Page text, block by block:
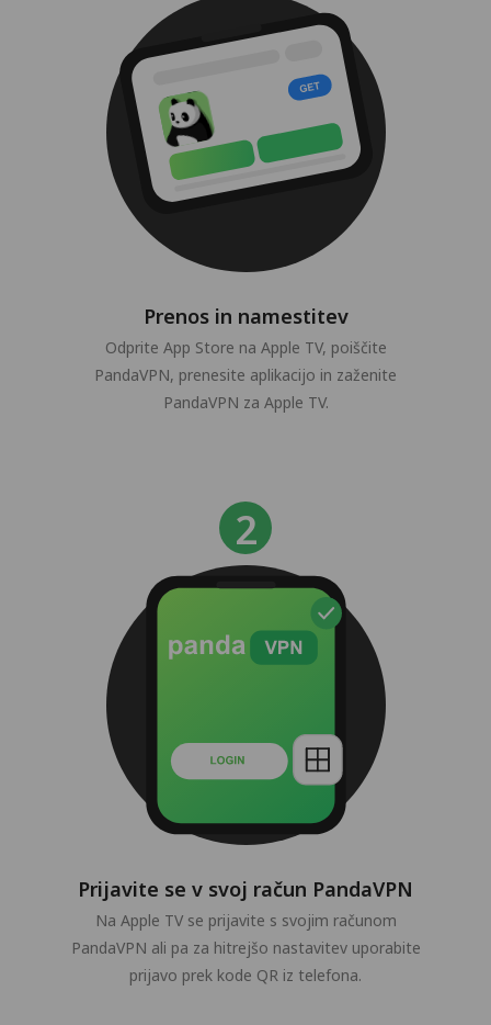
Prenos in namestitev
Odprite App Store na Apple TV, poiščite
PandaVPN, prenesite aplikacijo in zaženite
PandaVPN za Apple TV.
Prijavite se v svoj račun PandaVPN
Na Apple TV se prijavite s svojim računom
PandaVPN ali pa za hitrejšo nastavitev uporabite
prijavo prek kode QR iz telefona.